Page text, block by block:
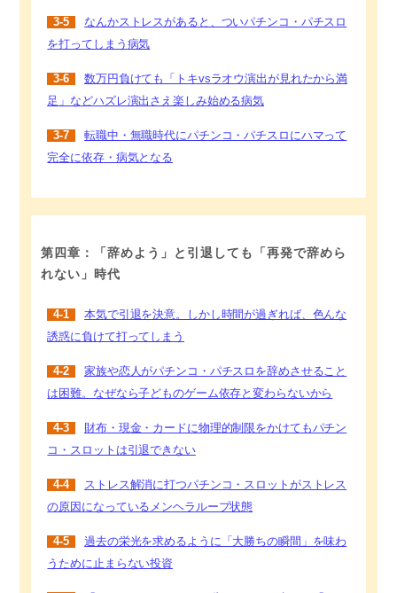
3-5
なんかストレスがあると、ついパチンコ・パチスロ
を打ってしまう病気
3-6
数万円負けても「トキvsラオウ演出が見れたから満
足」などハズレ演出さえ楽しみ始める病気
3-7
転職中・無職時代にパチンコ・パチスロにハマって
完全に依存・病気となる
第四章：「辞めよう」と引退しても「再発で辞めら
れない」時代
4-1
本気で引退を決意。しかし時間が過ぎれば、色んな
誘惑に負けて打ってしまう
4-2
家族や恋人がパチンコ・パチスロを辞めさせること
は困難。なぜなら子どものゲーム依存と変わらないから
4-3
財布・現金・カードに物理的制限をかけてもパチン
コ・スロットは引退できない
4-4
ストレス解消に打つパチンコ・スロットがストレス
の原因になっているメンヘラループ状態
4-5
過去の栄光を求めるように「大勝ちの瞬間」を味わ
うために止まらない投資